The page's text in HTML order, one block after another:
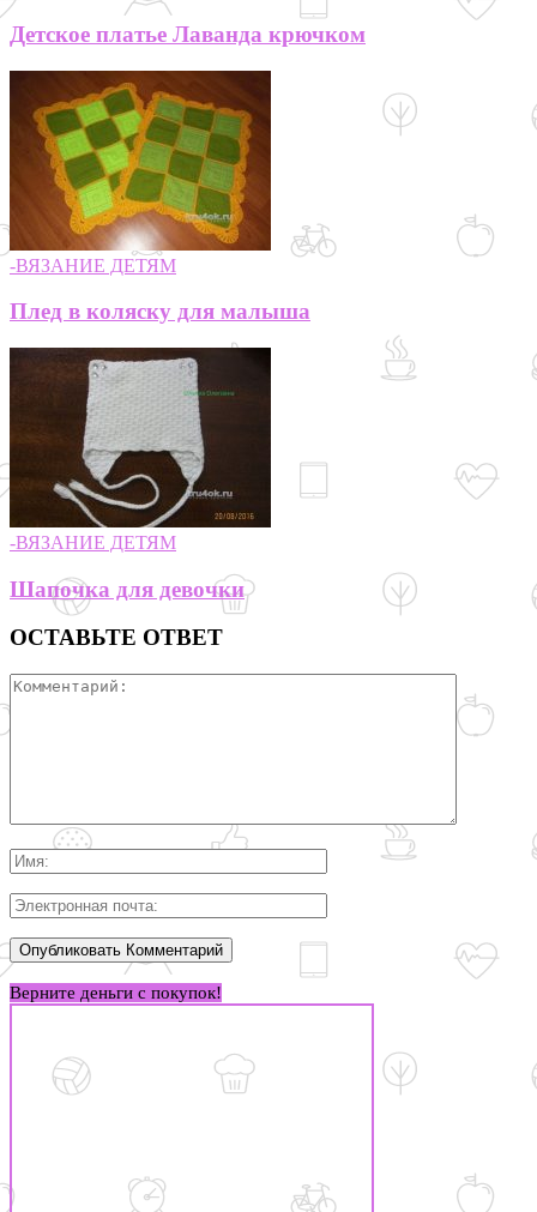
Детское платье Лаванда крючком
-ВЯЗАНИЕ ДЕТЯМ
Плед в коляску для малыша
-ВЯЗАНИЕ ДЕТЯМ
Шапочка для девочки
ОСТАВЬТЕ ОТВЕТ
Верните деньги с покупок!